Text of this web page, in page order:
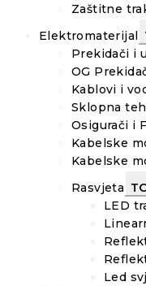
Zaštitne
Elektromaterijal
Prekidači i
OG
Kablovi i
Sklopna
Osigurači i
Kabelske
Kabelske
Rasvjeta
LED
Led